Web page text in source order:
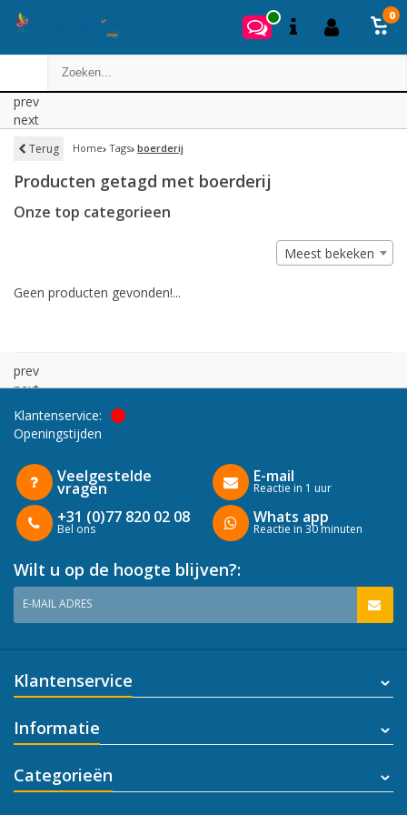
0
prev
next
Terug Home Tags boerderij
Producten getagd met boerderij
Onze top categorieen
Meest bekeken
Geen producten gevonden!...
prev
next
Klantenservice:
Openingstijden
Veelgestelde
vragen
+31 (0)77 820 02 08
Bel ons
E-mail
Reactie in 1 uur
Whats app
Reactie in 30 minuten
Wilt u op de hoogte blijven?:
E-MAIL ADRES
Klantenservice
Informatie
Categorieën